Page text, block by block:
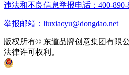
违法和不良信息举报电话：400-890-
举报邮箱：liuxiaoyu@dongdao.net
版权所有© 东道品牌创意集团有限
法律许可权利。